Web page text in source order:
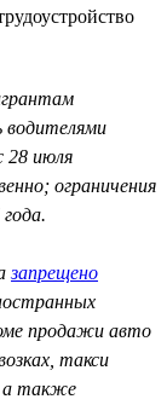
28 июля
ограничения
запрещено
продажи авто
такси
а также